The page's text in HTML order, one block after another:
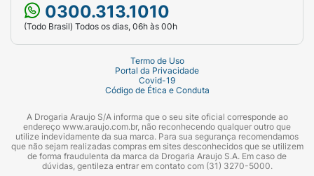
0300.313.1010
(Todo Brasil) Todos os dias, 06h às 00h
Termo de Uso
Portal da Privacidade
Covid-19
Código de Ética e Conduta
A Drogaria Araujo S/A informa que o seu site oficial corresponde ao
endereço www.araujo.com.br, não reconhecendo qualquer outro que
utilize indevidamente da sua marca. Para sua segurança recomendamos
que não sejam realizadas compras em sites desconhecidos que se utilizem
de forma fraudulenta da marca da Drogaria Araujo S.A. Em caso de
dúvidas, gentileza entrar em contato com (31) 3270-5000.